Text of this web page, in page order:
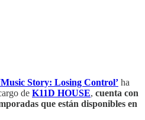
Story: Losing Control’ ha
de K11D HOUSE, cuenta con
que están disponibles en